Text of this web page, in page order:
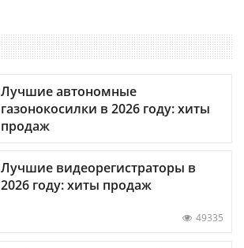
Лучшие автономные
газонокосилки в 2026 году: хиты
продаж
Лучшие видеорегистраторы в
2026 году: хиты продаж
49335